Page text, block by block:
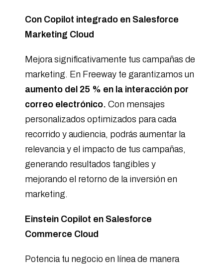
Con Copilot integrado en Salesforce
Marketing Cloud
Mejora significativamente tus campañas de
marketing. En Freeway te garantizamos un
aumento del 25 % en la interacción por
correo electrónico. Con mensajes
personalizados optimizados para cada
recorrido y audiencia, podrás aumentar la
relevancia y el impacto de tus campañas,
generando resultados tangibles y
mejorando el retorno de la inversión en
marketing.
Einstein Copilot en Salesforce
Commerce Cloud
Potencia tu negocio en línea de manera